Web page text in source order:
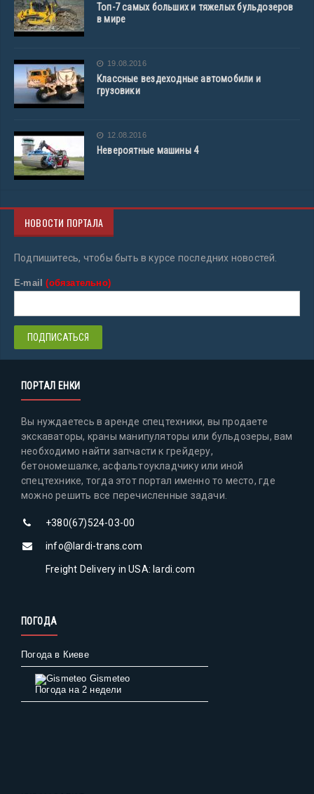
Топ-7 самых больших и тяжелых бульдозеров
в мире
19.08.2016
Классные вездеходные автомобили и
грузовики
12.08.2016
Невероятные машины 4
НОВОСТИ ПОРТАЛА
Подпишитесь, чтобы быть в курсе последних новостей.
E-mail(обязательно)
ПОРТАЛ ЕНКИ
Вы нуждаетесь в аренде спецтехники, вы продаете
экскаваторы, краны манипуляторы или бульдозеры, вам
необходимо найти запчасти к грейдеру,
бетономешалке, асфальтоукладчику или иной
спецтехнике, тогда этот портал именно то место, где
можно решить все перечисленные задачи.
+380(67)524-03-00
info@lardi-trans.com
Freight Delivery in USA: lardi.com
ПОГОДА
Погода в Киеве
Gismeteo
Погода на 2 недели